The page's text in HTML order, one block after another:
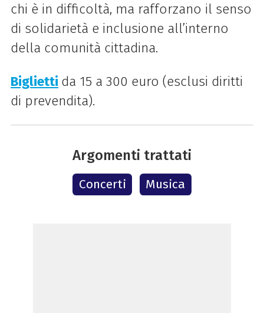
chi è in difficoltà, ma rafforzano il senso
di solidarietà e inclusione all’interno
della comunità cittadina.
Biglietti da 15 a 300 euro (esclusi diritti
di prevendita).
Argomenti trattati
Concerti Musica